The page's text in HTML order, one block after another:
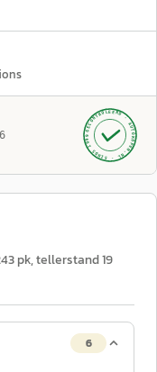
GECONTROLEERD ·
AUTOKOPEN.NL
· SINDS 1999 ·
pk, tellerstand 19
6